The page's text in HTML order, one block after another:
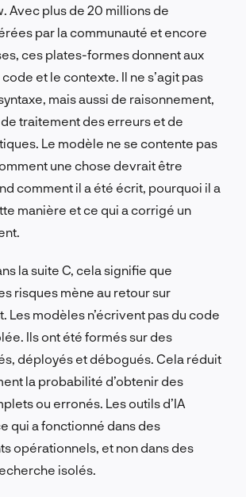
Avec plus de 20 millions de
par la communauté et encore
ces plates-formes donnent aux
code et le contexte. Il ne s’agit pas
mais aussi de raisonnement,
traitement des erreurs et de
Le modèle ne se contente pas
une chose devrait être
comment il a été écrit, pourquoi il a
manière et ce qui a corrigé un
la suite C, cela signifie que
risques mène au retour sur
Les modèles n’écrivent pas du code
Ils ont été formés sur des
déployés et débogués. Cela réduit
la probabilité d’obtenir des
ou erronés. Les outils d’IA
qui a fonctionné dans des
opérationnels, et non dans des
isolés.